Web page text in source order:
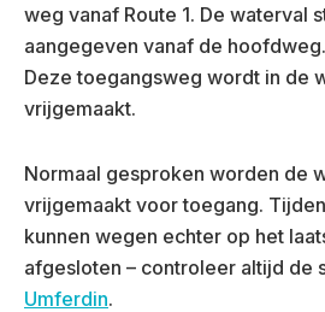
weg vanaf Route 1. De waterval
aangegeven vanaf de hoofdweg.
Deze toegangsweg wordt in de
vrijgemaakt.
Normaal gesproken worden de
vrijgemaakt voor toegang.
kunnen wegen echter op het
afgesloten – controleer altijd de
Umferdin.